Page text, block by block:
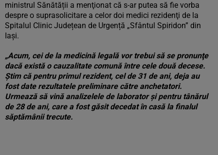
ministrul Sănătății a menţionat că s-ar putea să fie vorba
despre o suprasolicitare a celor doi medici rezidenţi de la
Spitalul Clinic Județean de Urgență „Sfântul Spiridon” din
Iași.
„Acum, cei de la medicină legală vor trebui să se pronunţe
dacă există o cauzalitate comună între cele două decese.
Ştim că pentru primul rezident, cel de 31 de ani, deja au
fost date rezultatele preliminare către anchetatori.
Urmează să vină analizelele de laborator şi pentru tânărul
de 28 de ani, care a fost găsit decedat în casă la finalul
săptămânii trecute.